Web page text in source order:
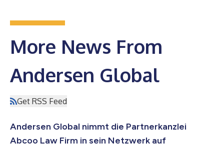
More News From
Andersen Global
Get RSS Feed
Andersen Global nimmt die Partnerkanzlei
Abcoo Law Firm in sein Netzwerk auf